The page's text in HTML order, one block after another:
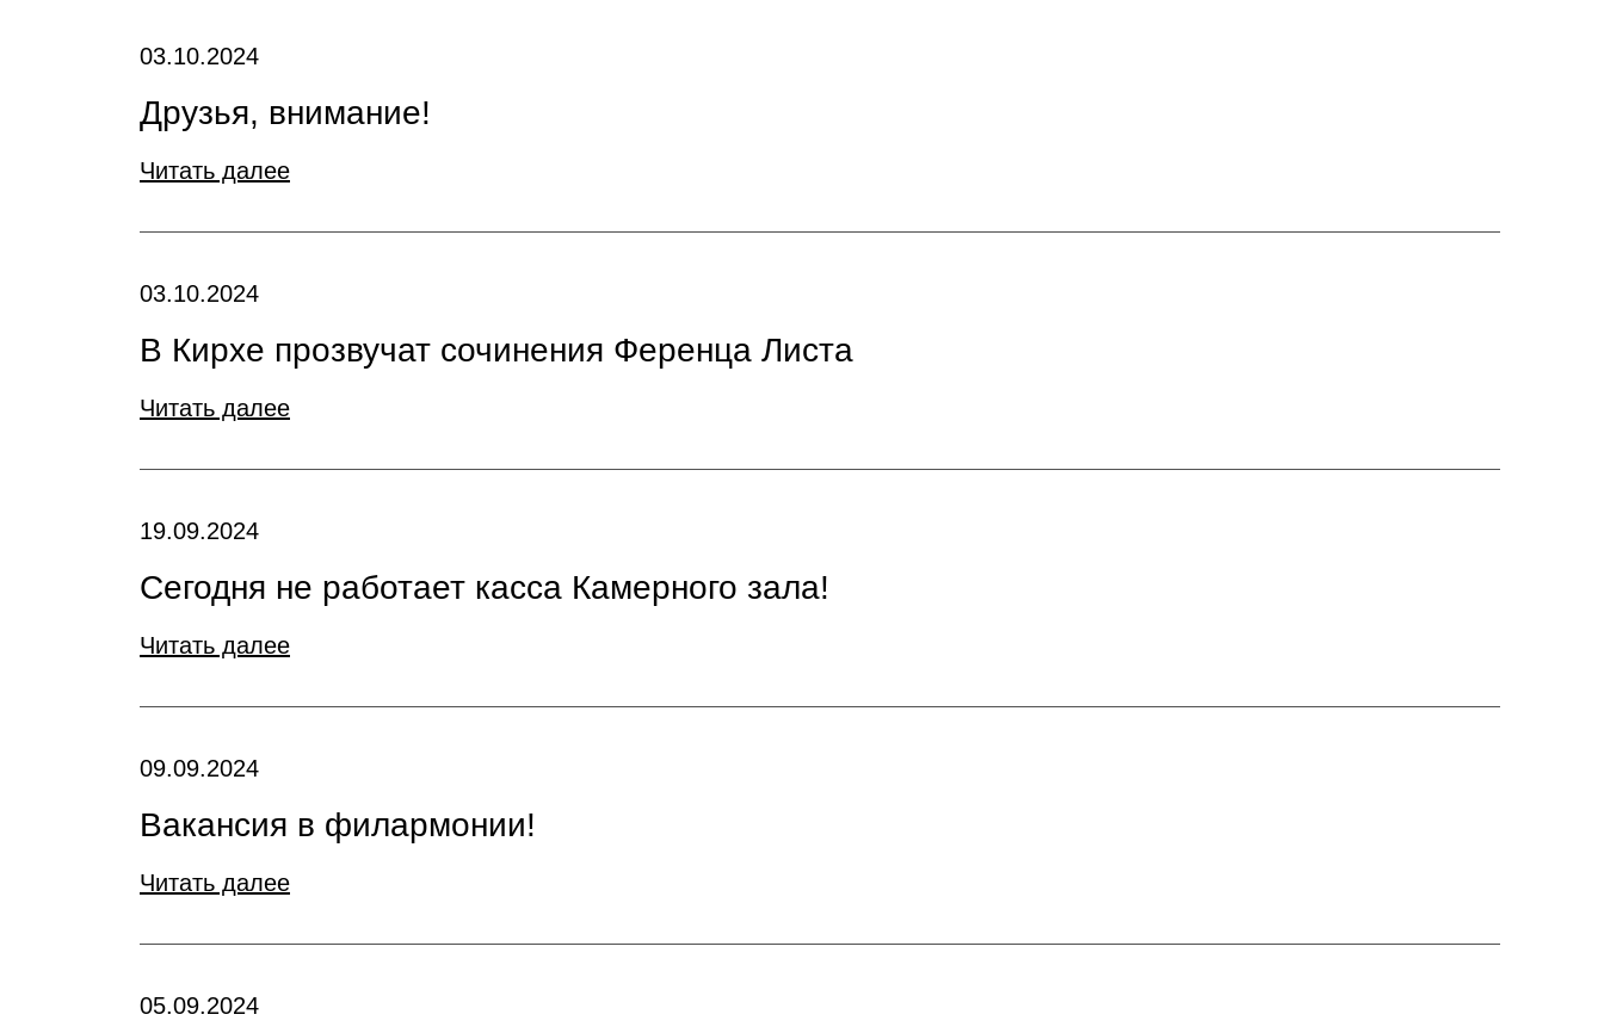
03.10.2024
Друзья, внимание!
Читать далее
03.10.2024
В Кирхе прозвучат сочинения Ференца Листа
Читать далее
19.09.2024
Сегодня не работает касса Камерного зала!
Читать далее
09.09.2024
Вакансия в филармонии!
Читать далее
05.09.2024